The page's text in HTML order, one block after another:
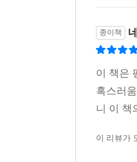
종이책
이 책은
혹스러
니 이 책
이 리뷰가